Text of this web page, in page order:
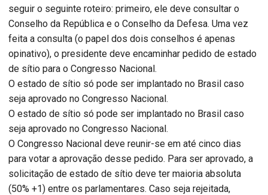
seguir o seguinte roteiro: primeiro, ele deve consultar o
Conselho da República e o Conselho da Defesa. Uma vez
feita a consulta (o papel dos dois conselhos é apenas
opinativo), o presidente deve encaminhar pedido de estado
de sítio para o Congresso Nacional.
O estado de sítio só pode ser implantado no Brasil caso
seja aprovado no Congresso Nacional.
O estado de sítio só pode ser implantado no Brasil caso
seja aprovado no Congresso Nacional.
O Congresso Nacional deve reunir-se em até cinco dias
para votar a aprovação desse pedido. Para ser aprovado, a
solicitação de estado de sítio deve ter maioria absoluta
(50% +1) entre os parlamentares. Caso seja rejeitada,